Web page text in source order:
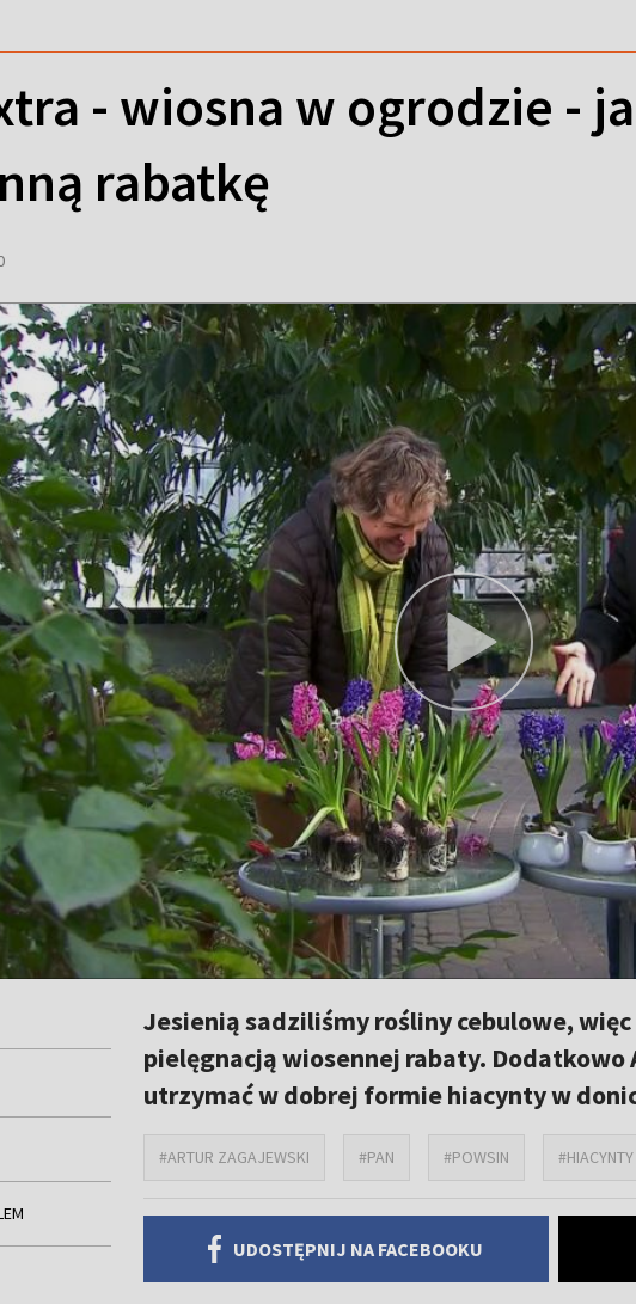
- wiosna w ogrodzie -
rabatkę
Jesienią sadziliśmy rośliny cebulowe,
pielęgnacją wiosennej rabaty.
utrzymać w dobrej formie hiacynty w
#ARTUR ZAGAJEWSKI #PAN #POWSIN #HIACYNTY
UDOSTĘPNIJ NA FACEBOOKU